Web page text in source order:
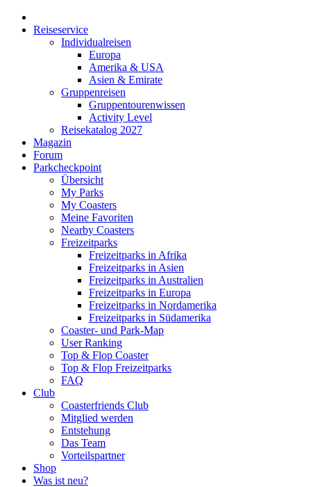
Reiseservice
Individualreisen
Europa
Amerika & USA
Asien & Emirate
Gruppenreisen
Gruppentourenwissen
Activity Level
Reisekatalog 2027
Magazin
Forum
Parkcheckpoint
Übersicht
My Parks
My Coasters
Meine Favoriten
Nearby Coasters
Freizeitparks
Freizeitparks in Afrika
Freizeitparks in Asien
Freizeitparks in Australien
Freizeitparks in Europa
Freizeitparks in Nordamerika
Freizeitparks in Südamerika
Coaster- und Park-Map
User Ranking
Top & Flop Coaster
Top & Flop Freizeitparks
FAQ
Club
Coasterfriends Club
Mitglied werden
Entstehung
Das Team
Vorteilspartner
Shop
Was ist neu?